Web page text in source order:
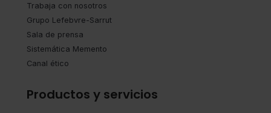
Trabaja con nosotros
Grupo Lefebvre-Sarrut
Sala de prensa
Sistemática Memento
Canal ético
Productos y servicios